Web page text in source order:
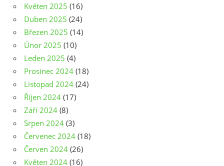
Květen 2025 (16)
Duben 2025 (24)
Březen 2025 (14)
Únor 2025 (10)
Leden 2025 (4)
Prosinec 2024 (18)
Listopad 2024 (24)
Říjen 2024 (17)
Září 2024 (8)
Srpen 2024 (3)
Červenec 2024 (18)
Červen 2024 (26)
Květen 2024 (16)